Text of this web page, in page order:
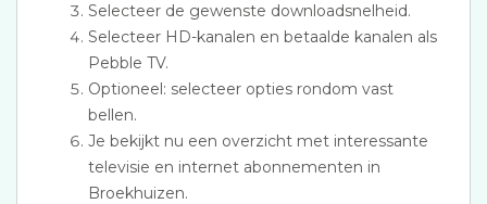
Selecteer de gewenste downloadsnelheid.
Selecteer HD-kanalen en betaalde kanalen als
Pebble TV.
Optioneel: selecteer opties rondom vast
bellen.
Je bekijkt nu een overzicht met interessante
televisie en internet abonnementen in
Broekhuizen.